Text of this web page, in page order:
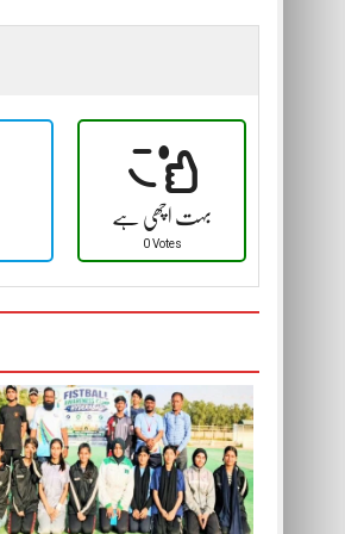
بہت اچھی ہے
0 Votes